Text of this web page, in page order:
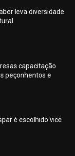
leva diversidade
capacitação
peçonhentos e
é escolhido vice